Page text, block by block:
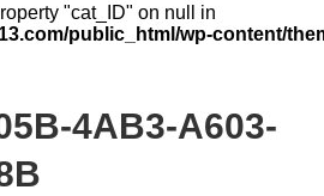
"cat_ID" on null in
public_html/wp-content/
4AB3-A603-